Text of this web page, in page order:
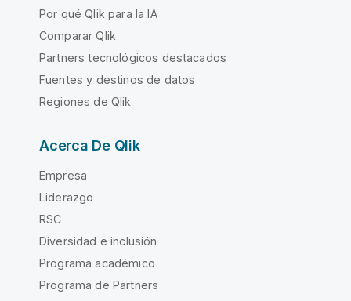
Por qué Qlik para la IA
Comparar Qlik
Partners tecnológicos destacados
Fuentes y destinos de datos
Regiones de Qlik
Acerca De Qlik
Empresa
Liderazgo
RSC
Diversidad e inclusión
Programa académico
Programa de Partners